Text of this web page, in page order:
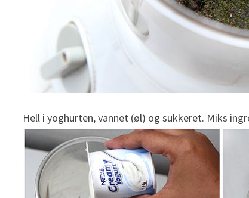
Hell i yoghurten, vannet (øl) og sukkeret. Miks